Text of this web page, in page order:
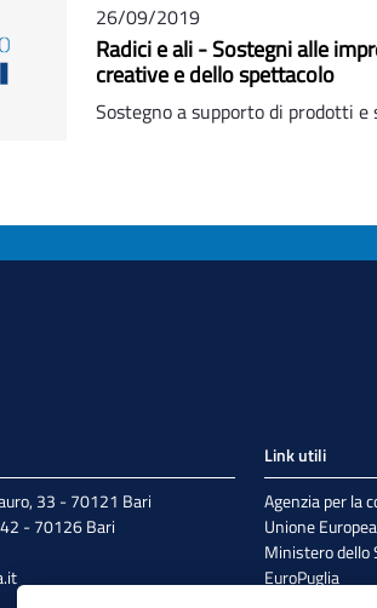
26/09/2019
Radici e ali - Sostegni alle
creative e dello spettacolo
Sostegno a supporto di prodotti
33 - 70121 Bari
- 70126 Bari
Link utili
Agenzia per la
Unione Europea
Ministero dello
EuroPuglia